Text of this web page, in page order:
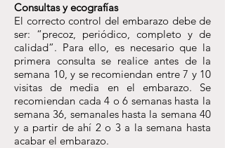
Consultas y ecografías
El correcto control del embarazo debe de
ser: “precoz, periódico, completo y de
calidad”. Para ello, es necesario que la
primera consulta se realice antes de la
semana 10, y se recomiendan entre 7 y 10
visitas de media en el embarazo. Se
recomiendan cada 4 o 6 semanas hasta la
semana 36, semanales hasta la semana 40
y a partir de ahí 2 o 3 a la semana hasta
acabar el embarazo.